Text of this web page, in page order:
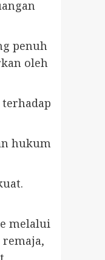
penuh
oleh
hukum
melalui